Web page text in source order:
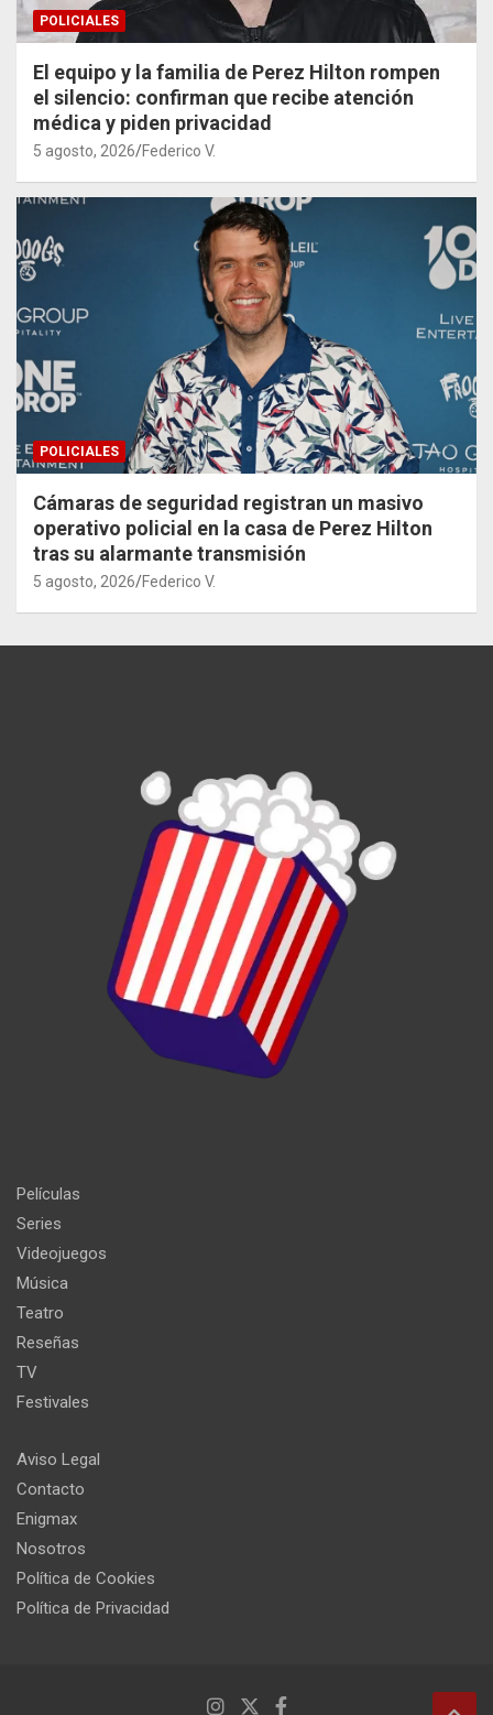
POLICIALES
El equipo y la familia de Perez Hilton rompen
el silencio: confirman que recibe atención
médica y piden privacidad
5 agosto, 2026 Federico V.
POLICIALES
Cámaras de seguridad registran un masivo
operativo policial en la casa de Perez Hilton
tras su alarmante transmisión
5 agosto, 2026 Federico V.
Películas
Series
Videojuegos
Música
Teatro
Reseñas
TV
Festivales
Aviso Legal
Contacto
Enigmax
Nosotros
Política de Cookies
Política de Privacidad